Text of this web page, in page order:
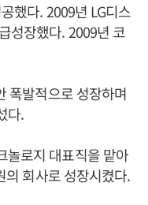
했다. 2009년 LG디스
성장했다. 2009년 코
폭발적으로 성장하며
다.
놀로지 대표직을 맡아
회사로 성장시켰다.